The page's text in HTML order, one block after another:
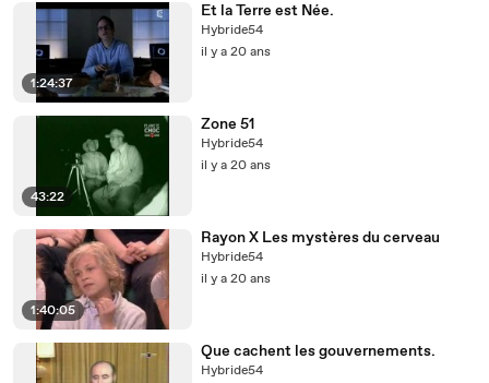
1:24:37
Et la Terre est Née.
Hybride54
il y a 20 ans
43:22
Zone 51
Hybride54
il y a 20 ans
1:40:05
Rayon X Les mystères du cerveau
Hybride54
il y a 20 ans
Que cachent les gouvernements.
Hybride54